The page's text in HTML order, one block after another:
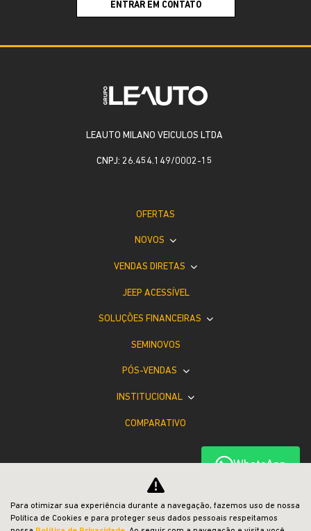
ENTRAR EM CONTATO
WhatsApp
LEAUTO MILANO VEICULOS LTDA
CNPJ: 26.454.149/0002-15
OFERTAS
NOVOS
VENDAS DIRETAS
JEEP ACESSÍVEL
SOLUÇÕES FINANCEIRAS
SEMINOVOS
PÓS-VENDAS
INSTITUCIONAL
COMPARATIVO
Desacelere. Seu bem maior é a vida.
Para otimizar sua experiência durante a navegação, fazemos uso de nossa
Política de Cookies e para proteger seus dados pessoais respeitamos